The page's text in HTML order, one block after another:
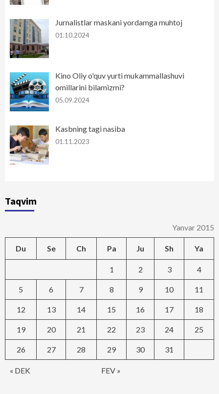
Jurnalistlar maskani yordamga muhtoj
01.10.2024
Kino Oliy o'quv yurti mukammallashuvi
omillarini bilamizmi?
05.09.2024
Kasbning tagi nasiba
01.11.2023
Taqvim
Yanvar 2015
Du Se Ch Pa Ju Sh Ya
« DEK FEV »
1 2 3 4
5 6 7 8 9 10 11
12 13 14 15 16 17 18
19 20 21 22 23 24 25
26 27 28 29 30 31